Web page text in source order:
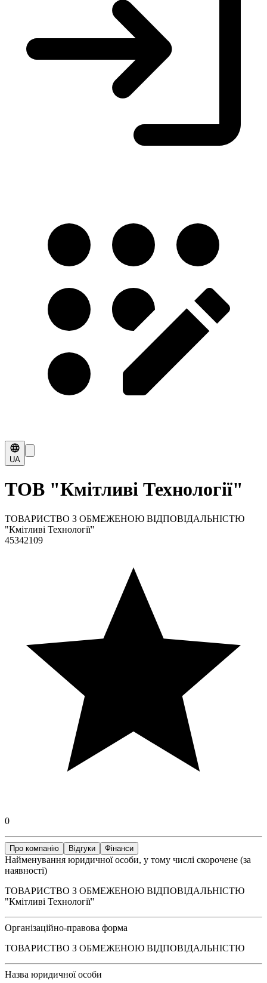
UA
ТОВ "Кмітливі Технології"
ТОВАРИСТВО З ОБМЕЖЕНОЮ ВІДПОВІДАЛЬНІСТЮ
"Кмітливі Технології"
45342109
0
Про компанію Відгуки Фінанси
Найменування юридичної особи, у тому числі скорочене (за
наявності)
ТОВАРИСТВО З ОБМЕЖЕНОЮ ВІДПОВІДАЛЬНІСТЮ
"Кмітливі Технології"
Організаційно-правова форма
ТОВАРИСТВО З ОБМЕЖЕНОЮ ВІДПОВІДАЛЬНІСТЮ
Назва юридичної особи